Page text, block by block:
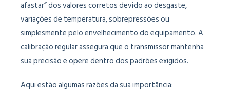
afastar” dos valores corretos devido ao desgaste,
variações de temperatura, sobrepressões ou
simplesmente pelo envelhecimento do equipamento. A
calibração regular assegura que o transmissor mantenha
sua precisão e opere dentro dos padrões exigidos.
Aqui estão algumas razões da sua importância: